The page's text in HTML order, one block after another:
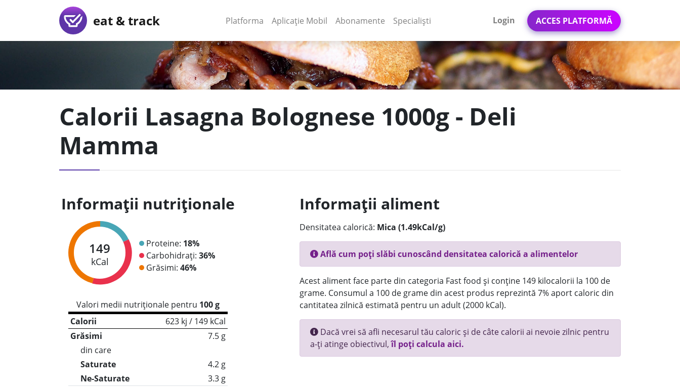
eat & track Platforma (current)
Aplicație Mobil (current)
Abonamente Specialiști Login ACCES PLATFORMĂ
Calorii Lasagna Bolognese 1000g - Deli
Mamma
Informații nutriționale
149
kCal
Proteine: 18%
Carbohidrați: 36%
Grăsimi: 46%
Valori medii nutriționale pentru 100 g
Calorii
623 kj / 149 kCal
Grăsimi
7.5 g
din care
Saturate
4.2 g
Ne-Saturate
3.3 g
Informații aliment
Densitatea calorică: Mica (1.49kCal/g)
Află cum poți slăbi cunoscând densitatea calorică a alimentelor
Acest aliment face parte din categoria Fast food și conține 149 kilocalorii la 100 de
grame. Consumul a 100 de grame din acest produs reprezintă 7% aport caloric din
cantitatea zilnică estimată pentru un adult (2000 kCal).
Dacă vrei să afli necesarul tău caloric și de câte calorii ai nevoie zilnic pentru
a-ți atinge obiectivul,îl poți calcula aici.